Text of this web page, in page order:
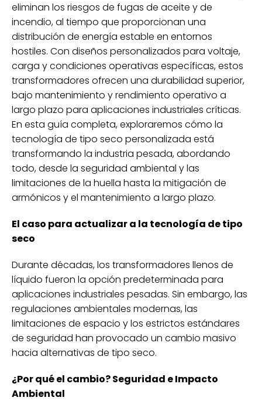
eliminan los riesgos de fugas de aceite y de
incendio, al tiempo que proporcionan una
distribución de energía estable en entornos
hostiles. Con diseños personalizados para voltaje,
carga y condiciones operativas específicas, estos
transformadores ofrecen una durabilidad superior,
bajo mantenimiento y rendimiento operativo a
largo plazo para aplicaciones industriales críticas.
En esta guía completa, exploraremos cómo la
tecnología de tipo seco personalizada está
transformando la industria pesada, abordando
todo, desde la seguridad ambiental y las
limitaciones de la huella hasta la mitigación de
armónicos y el mantenimiento a largo plazo.
El caso para actualizar a la tecnología de tipo
seco
Durante décadas, los transformadores llenos de
líquido fueron la opción predeterminada para
aplicaciones industriales pesadas. Sin embargo, las
regulaciones ambientales modernas, las
limitaciones de espacio y los estrictos estándares
de seguridad han provocado un cambio masivo
hacia alternativas de tipo seco.
¿Por qué el cambio? Seguridad e Impacto
Ambiental